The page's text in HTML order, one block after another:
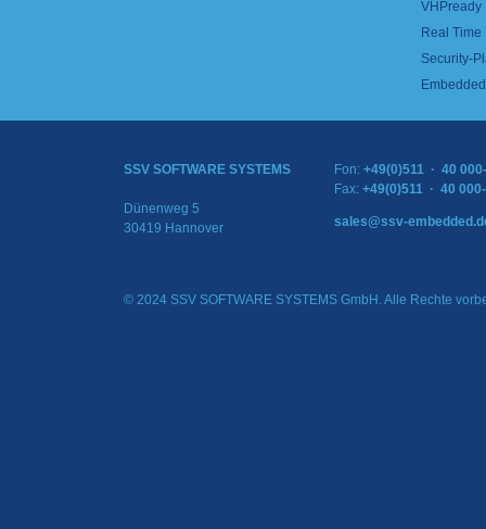
VHPready
Real
Security-
SSV SOFTWARE SYSTEMS
Dünenweg 5
30419 Hannover
Fon: +49(0)511 · 40
Fax: +49(0)511 · 40
sales@ssv-
© 2024 SSV SOFTWARE SYSTEMS GmbH. Alle Rechte